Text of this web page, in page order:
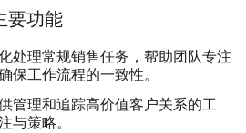
要功能
处理常规销售任务，帮助团队专注
保工作流程的一致性。
供管理和追踪高价值客户关系的工
与策略。